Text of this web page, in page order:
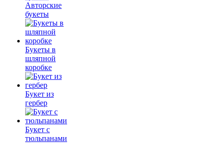
Авторские
букеты
Букеты в
шляпной
коробке
Букет из
гербер
Букет с
тюльпанами